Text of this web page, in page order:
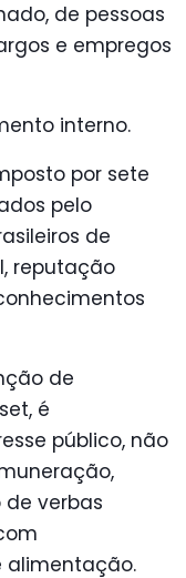
de pessoas
e empregos
interno.
por sete
pelo
de
reputação
de
é
público, não
verbas
alimentação.